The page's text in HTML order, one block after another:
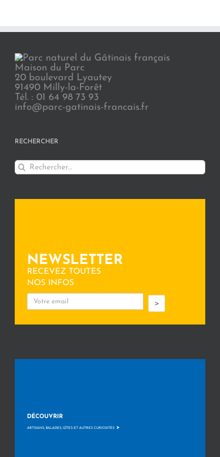
Maison du Parc
20 boulevard Lyautey
91490 Milly-la-Forêt
Tél. : 01 64 98 73 93
info@parc-gatinais-francais.fr
RECHERCHER
Rechercher:
NEWSLETTER
RECEVEZ TOUTES
NOS INFOS
>
DÉCOUVRIR
ARTISANS, BALADES, GÎTES ET AUTRES CURIOSITÉS >